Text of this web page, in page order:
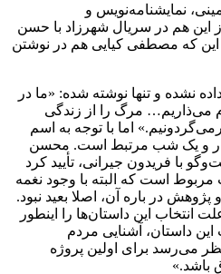
نمایشنامه‌نویس و
این هم در سریال شهرزاد با حسن
که مصطفی کیایی هم در نوشتن
نشده و تنها نوشته شده: «ما در
می‌ذاریم… مرگ را از زندگی
اما با توجه به اسم
و یک شب مرتبط است. محسن
۳۵ و در گفت‌وگو با فریدون جیرانی، تأیید کرد
است که البته با وجود نغمه
در باره آن، اصلا بعید نبود.
این داستان‌ها را اینطور
داستان، آشنایی مردم
می‌رسد برای اولین پروژه
باشد.»